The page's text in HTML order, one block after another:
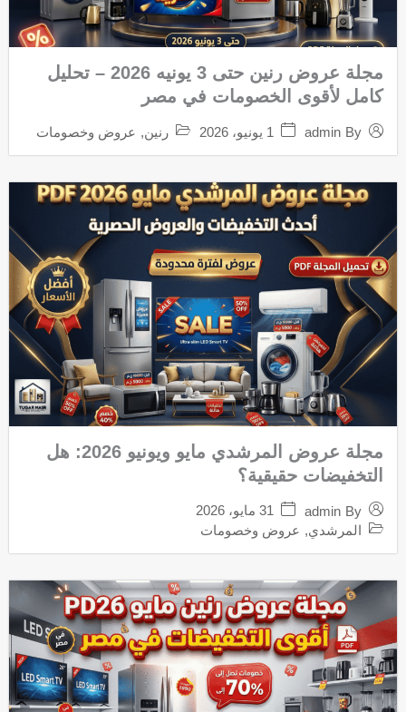
مجلة عروض رنين حتى 3 يونيه 2026 – تحليل
كامل لأقوى الخصومات في مصر
By
admin 1 يونيو، 2026 رنين, عروض وخصومات
مجلة عروض المرشدي مايو ويونيو 2026: هل
التخفيضات حقيقية؟
By
admin
31 مايو، 2026
المرشدي, عروض وخصومات